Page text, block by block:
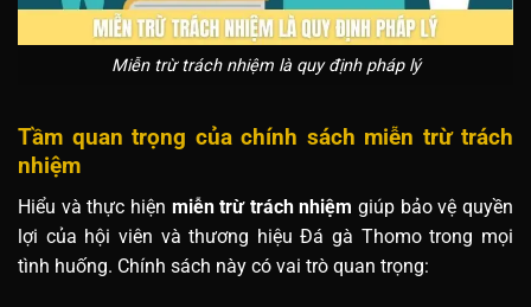
Miễn trừ trách nhiệm là quy định pháp lý
Tầm quan trọng của chính sách miễn trừ trách
nhiệm
Hiểu và thực hiện miễn trừ trách nhiệm giúp bảo vệ quyền
lợi của hội viên và thương hiệu Đá gà Thomo trong mọi
tình huống. Chính sách này có vai trò quan trọng: